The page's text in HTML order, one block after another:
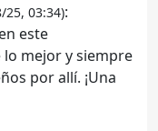
25, 03:34):
este
mejor y siempre
por allí. ¡Una